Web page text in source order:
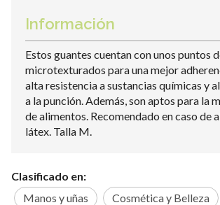
Información
Estos guantes cuentan con unos puntos
microtexturados para una mejor
alta resistencia a sustancias químicas y
a la punción. Además, son aptos para la
de alimentos. Recomendado en caso de
látex. Talla M.
Clasificado en:
Manos y uñas
Cosmética y Belleza